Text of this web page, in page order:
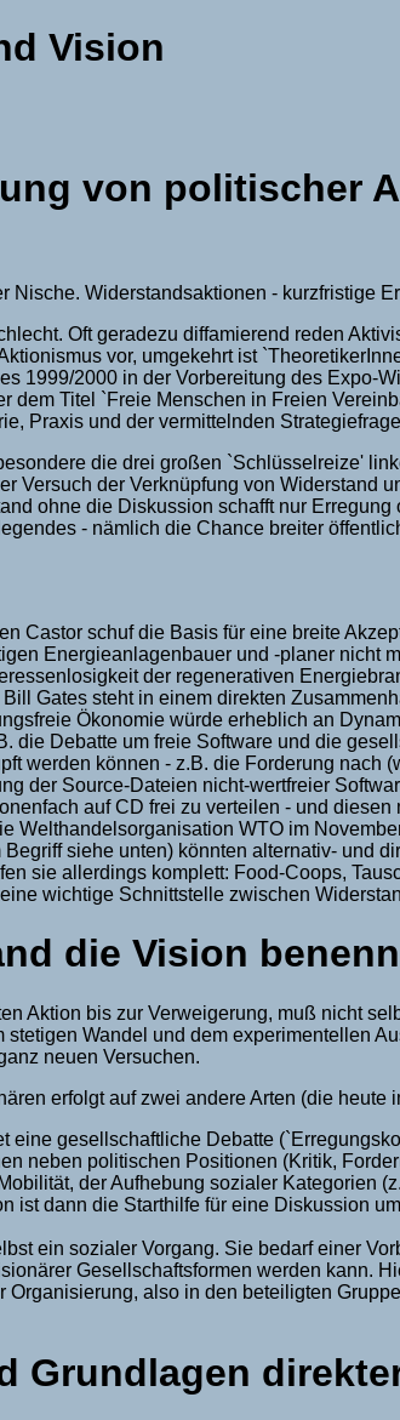
Vision
von politischer
Nische. Widerstandsaktionen - kurzfristige
Oft geradezu diffamierend reden
vor, umgekehrt ist
1999/2000 in der Vorbereitung des Expo-
dem Titel `Freie Menschen in Freien
Praxis und der vermittelnden
die drei großen `Schlüsselreize'
Versuch der Verknüpfung von Widerstand
ohne die Diskussion schafft nur
- nämlich die Chance breiter
Castor schuf die Basis für eine breite
Energieanlagenbauer und -planer nicht
der regenerativen
Gates steht in einem direkten
Ökonomie würde erheblich an
die Debatte um freie Software und die
werden können - z.B. die Forderung nach
der Source-Dateien nicht-wertfreier
auf CD frei zu verteilen - und
Welthandelsorganisation WTO im
siehe unten) könnten alternativ- und
sie allerdings komplett: Food-Coops,
wichtige Schnittstelle zwischen
die Vision
Aktion bis zur Verweigerung, muß nicht
stetigen Wandel und dem experimentellen
neuen Versuchen.
erfolgt auf zwei andere Arten (die heute
eine gesellschaftliche Debatte
neben politischen Positionen (Kritik,
der Aufhebung sozialer Kategorien
ist dann die Starthilfe für eine Diskussion
ein sozialer Vorgang. Sie bedarf einer
Gesellschaftsformen werden kann.
Organisierung, also in den beteiligten
Grundlagen